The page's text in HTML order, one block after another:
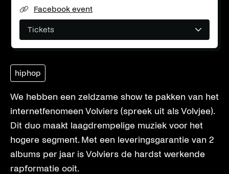
Facebook event
Tickets
hiphop
We hebben een zeldzame show te pakken van het
internetfenomeen Volviers (spreek uit als Volvjee).
Dit duo maakt laagdrempelige muziek voor het
hogere segment. Met een leveringsgarantie van 2
albums per jaar is Volviers de hardst werkende
rapformatie ooit.